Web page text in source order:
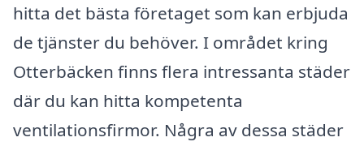
hitta det bästa företaget som kan erbjuda
de tjänster du behöver. I området kring
Otterbäcken finns flera intressanta städer
där du kan hitta kompetenta
ventilationsfirmor. Några av dessa städer